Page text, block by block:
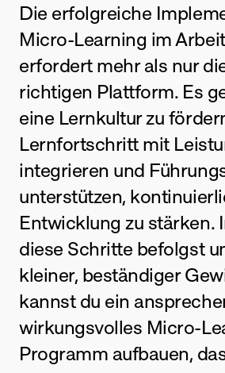
Die erfolgreiche
Micro-Learning im
erfordert mehr als nur
richtigen Plattform. Es
eine Lernkultur zu
Lernfortschritt mit
integrieren und
unterstützen,
Entwicklung zu stärken.
diese Schritte befolgst
kleiner, beständiger
kannst du ein
wirkungsvolles Micro-
Programm aufbauen,